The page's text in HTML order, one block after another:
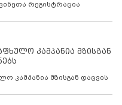
რეგისტრაცია
კამპანია მზისგან
კამპანია მზისგან დაცვის